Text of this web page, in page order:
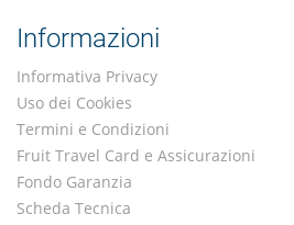
Informazioni
Informativa Privacy
Uso dei Cookies
Termini e Condizioni
Fruit Travel Card e Assicurazioni
Fondo Garanzia
Scheda Tecnica